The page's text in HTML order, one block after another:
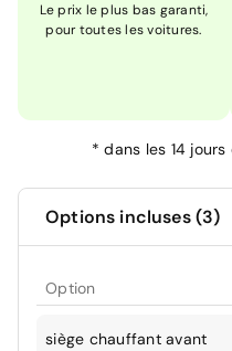
Le prix le plus bas garanti,
pour toutes les voitures.
*dans les 14
Options incluses (3)
Option
siège chauffant avant